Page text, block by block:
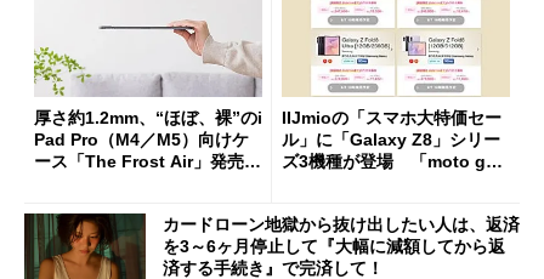
厚さ約1.2mm、“ほぼ、裸”のi
Pad Pro（M4／M5）向けケ
ース「The Frost Air」発売
IIJmioの「スマホ大特価セー
ル」に「Galaxy Z8」シリー
ズ3機種が登場 「moto g37
カードローン地獄から抜け出したい人は、返済
を3～6ヶ月停止して『大幅に減額してから返
済する手続き』で完済して！